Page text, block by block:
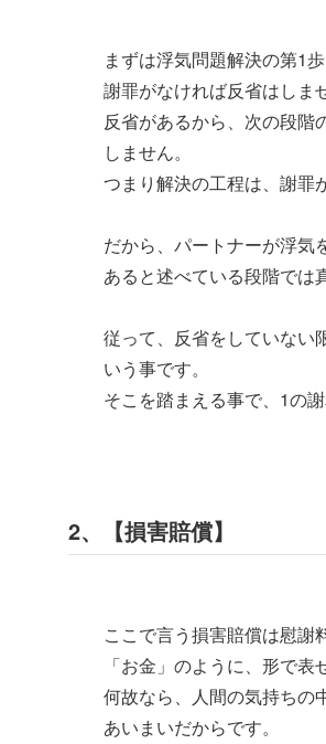
まずは浮気問題解決の第1歩
謝罪がなければ反省はしませ
反省があるから、次の段階の
しません。
つまり解決の工程は、謝罪が
だから、パートナーが浮気
あると述べている段階では真
従って、反省をしていない
いう事です。
そこを踏まえる事で、1の謝
2、【損害賠償】
ここで言う損害賠償は慰謝料
「お金」のように、形で表せ
何故なら、人間の気持ちの中
あいまいだからです。